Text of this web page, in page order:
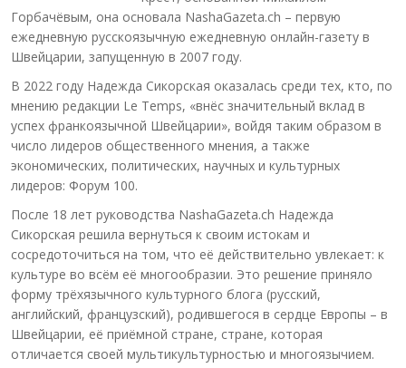
Горбачёвым, она основала NashaGazeta.ch – первую
ежедневную русскоязычную ежедневную онлайн-газету в
Швейцарии, запущенную в 2007 году.
В 2022 году Надежда Сикорская оказалась среди тех, кто, по
мнению редакции Le Temps, «внёс значительный вклад в
успех франкоязычной Швейцарии», войдя таким образом в
число лидеров общественного мнения, а также
экономических, политических, научных и культурных
лидеров: Форум 100.
После 18 лет руководства NashaGazeta.ch Надежда
Сикорская решила вернуться к своим истокам и
сосредоточиться на том, что её действительно увлекает: к
культуре во всём её многообразии. Это решение приняло
форму трёхязычного культурного блога (русский,
английский, французский), родившегося в сердце Европы – в
Швейцарии, её приёмной стране, стране, которая
отличается своей мультикультурностью и многоязычием.